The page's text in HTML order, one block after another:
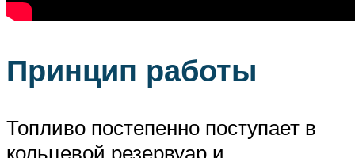
Принцип работы
Топливо постепенно поступает в
кольцевой резервуар и